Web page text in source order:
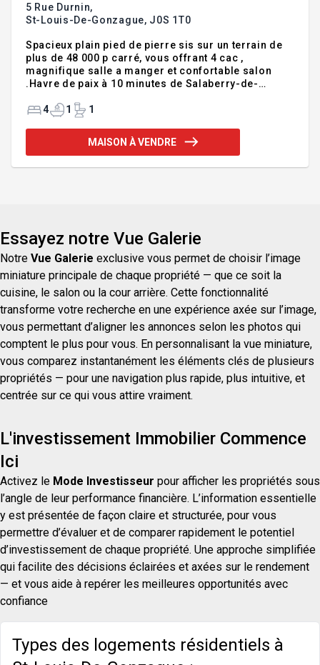
5 Rue Durnin,
St-Louis-De-Gonzague, J0S 1T0
Spacieux plain pied de pierre sis sur un terrain de
plus de 48 000 p carré, vous offrant 4 cac ,
magnifique salle a manger et confortable salon
.Havre de paix à 10 minutes de Salaberry-de-
situé sur un magnifique terrain boisé de plus de 48
quelques minutes de Salaberry-de-Valleyfield.
Cette propriété chaleureuse et lumineuse propose 4
4 1 1
MAISON À VENDRE
Essayez notre Vue Galerie
Notre Vue Galerie exclusive vous permet de choisir l’image
miniature principale de chaque propriété — que ce soit la
cuisine, le salon ou la cour arrière. Cette fonctionnalité
transforme votre recherche en une expérience axée sur l’image,
vous permettant d’aligner les annonces selon les photos qui
comptent le plus pour vous. En personnalisant la vue miniature,
vous comparez instantanément les éléments clés de plusieurs
propriétés — pour une navigation plus rapide, plus intuitive, et
centrée sur ce qui vous attire vraiment.
L'investissement Immobilier Commence
Ici
Activez le Mode Investisseur pour afficher les propriétés sous
l’angle de leur performance financière. L’information essentielle
y est présentée de façon claire et structurée, pour vous
permettre d’évaluer et de comparer rapidement le potentiel
d’investissement de chaque propriété. Une approche simplifiée
qui facilite des décisions éclairées et axées sur le rendement
— et vous aide à repérer les meilleures opportunités avec
confiance
Types des logements résidentiels à